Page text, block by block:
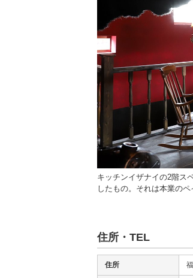
キッチンイザナイの2階ス
したもの。それは本業のペ
住所・TEL
住所